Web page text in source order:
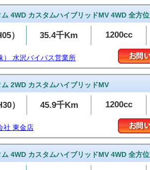
ム 4WD カスタムハイブリッドMV 4WD 全方位
） 35.4千Km 1200cc
） 水沢バイパス営業所
ム 2WD カスタムハイブリッドMV
） 45.9千Km 1200cc
社 東金店
ム 4WD カスタムハイブリッドMV 4WD 全方位